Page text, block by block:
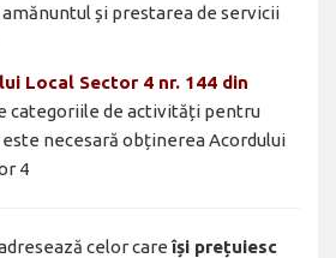
și prestarea de servicii
Local Sector 4 nr. 144 din
categoriile de activități pentru
necesară obținerea Acordului
4
celor care își prețuiesc